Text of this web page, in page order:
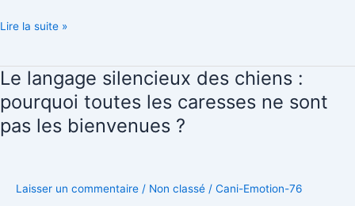
Lire la suite »
Le langage silencieux des chiens :
pourquoi toutes les caresses ne sont
pas les bienvenues ?
Laisser un commentaire / Non classé / Cani-Emotion-76
Le
silencieux
des
toutes